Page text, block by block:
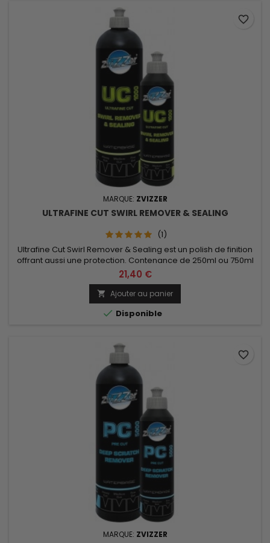
MARQUE: ZVIZZER
ULTRAFINE CUT SWIRL REMOVER & SEALING
(1)
Ultrafine Cut Swirl Remover & Sealing est un polish de finition
offrant aussi une protection. Contenance de 250ml ou 750ml
au choix.
21,40 €
 Ajouter au panier
 Disponible
favorite_border
MARQUE: ZVIZZER
favorite_border